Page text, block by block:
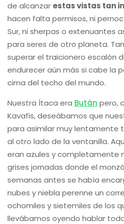
de alcanzar estas vistas tan
hacen falta permisos, ni
Sur, ni sherpas o extenuantes
para seres de otro planeta.
superar el traicionero escalón
endurecer aún más si cabe la
cima del techo del mundo.
Nuestra Ítaca era Bután pero,
Kavafis, deseábamos que
para asimilar muy lentamente
al otro lado de la ventanilla.
eran azules y completamente
grises jornadas donde el
semanas antes se había
nubes y niebla perenne un
ochomiles y sietemiles de los
llevábamos oyendo hablar